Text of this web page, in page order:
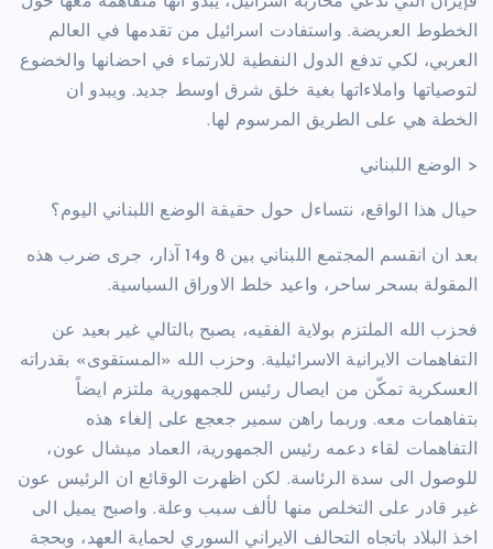
الخطوط العريضة. واستفادت اسرائيل من تقدمها في العالم
العربي، لكي تدفع الدول النفطية للارتماء في احضانها والخضوع
لتوصياتها واملاءاتها بغية خلق شرق اوسط جديد. ويبدو ان
الخطة هي على الطريق المرسوم لها.
< الوضع اللبناني
حيال هذا الواقع، نتساءل حول حقيقة الوضع اللبناني اليوم؟
بعد ان انقسم المجتمع اللبناني بين 8 و14 آذار، جرى ضرب هذه
المقولة بسحر ساحر، واعيد خلط الاوراق السياسية.
فحزب الله الملتزم بولاية الفقيه، يصبح بالتالي غير بعيد عن
التفاهمات الايرانية الاسرائيلية. وحزب الله «المستقوى» بقدراته
العسكرية تمكّن من ايصال رئيس للجمهورية ملتزم ايضاً
بتفاهمات معه. وربما راهن سمير جعجع على إلغاء هذه
التفاهمات لقاء دعمه رئيس الجمهورية، العماد ميشال عون،
للوصول الى سدة الرئاسة. لكن اظهرت الوقائع ان الرئيس عون
غير قادر على التخلص منها لألف سبب وعلة. واصبح يميل الى
اخذ البلاد باتجاه التحالف الايراني السوري لحماية العهد، وبحجة